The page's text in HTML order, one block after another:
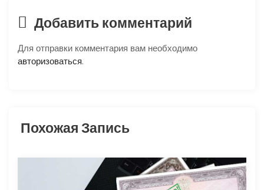
и
я
п
з
Добавить комментарий
Для отправки комментария вам необходимо
авторизоваться.
Похожая Запись